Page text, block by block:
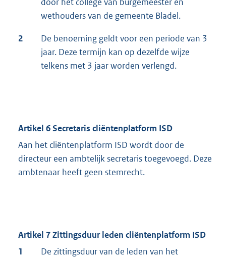
wethouders van de gemeente Bladel.
2
De benoeming geldt voor een periode van 3
jaar. Deze termijn kan op dezelfde wijze
telkens met 3 jaar worden verlengd.
Artikel 6 Secretaris cliëntenplatform ISD
Aan het cliëntenplatform ISD wordt door de
directeur een ambtelijk secretaris toegevoegd. Deze
ambtenaar heeft geen stemrecht.
Artikel 7 Zittingsduur leden cliëntenplatform ISD
1
De zittingsduur van de leden van het